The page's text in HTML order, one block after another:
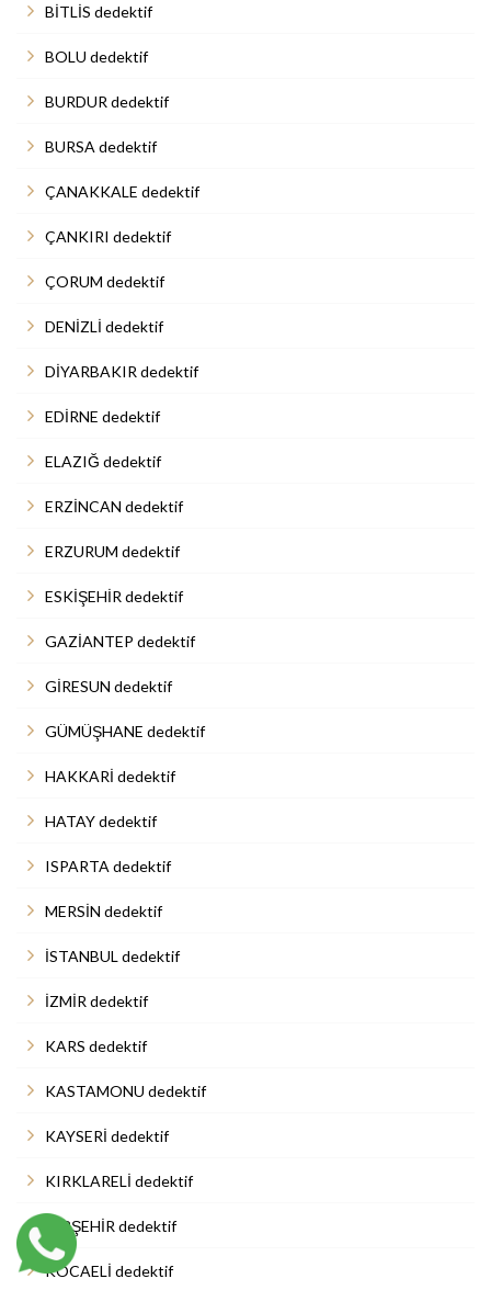
BİTLİS dedektif
BOLU dedektif
BURDUR dedektif
BURSA dedektif
ÇANAKKALE dedektif
ÇANKIRI dedektif
ÇORUM dedektif
DENİZLİ dedektif
DİYARBAKIR dedektif
EDİRNE dedektif
ELAZIĞ dedektif
ERZİNCAN dedektif
ERZURUM dedektif
ESKİŞEHİR dedektif
GAZİANTEP dedektif
GİRESUN dedektif
GÜMÜŞHANE dedektif
HAKKARİ dedektif
HATAY dedektif
ISPARTA dedektif
MERSİN dedektif
İSTANBUL dedektif
İZMİR dedektif
KARS dedektif
KASTAMONU dedektif
KAYSERİ dedektif
KIRKLARELİ dedektif
KIRŞEHİR dedektif
KOCAELİ dedektif